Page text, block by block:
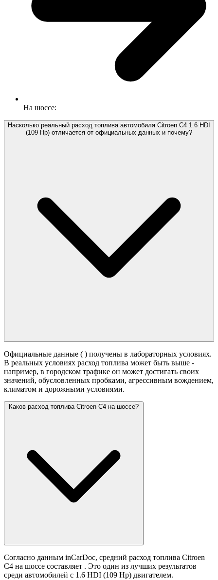
На шоссе:
Насколько реальный расход топлива автомобиля Citroen C4 1.6 HDI
(109 Hp) отличается от официальных данных и почему?
Официальные данные ( ) получены в лабораторных условиях.
В реальных условиях расход топлива может быть выше -
например, в городском трафике он может достигать своих
значений, обусловленных пробками, агрессивным вождением,
климатом и дорожными условиями.
Каков расход топлива Citroen C4 на шоссе?
Согласно данным inCarDoc, средний расход топлива Citroen
C4 на шоссе составляет . Это один из лучших результатов
среди автомобилей с 1.6 HDI (109 Hp) двигателем.